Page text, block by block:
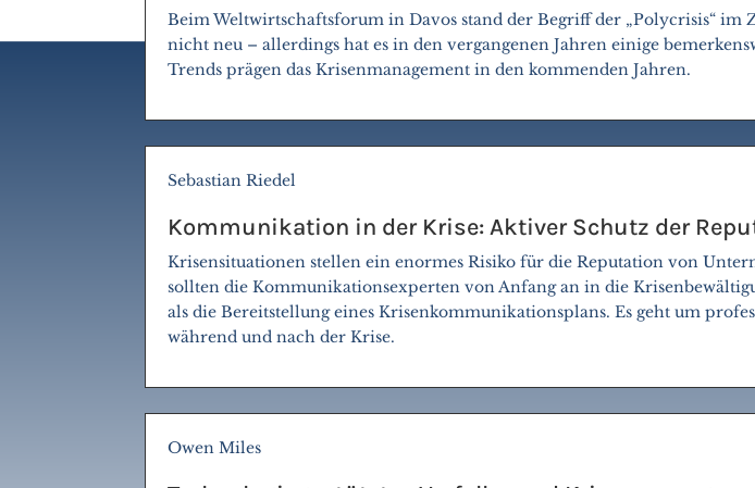
Beim Weltwirtschaftsforum in Davos stand der Begriff der „Polycrisis“
nicht neu – allerdings hat es in den vergangenen Jahren einige
Trends prägen das Krisenmanagement in den kommenden Jahren.
Sebastian Riedel
Kommunikation in der Krise: Aktiver Schutz der
Krisensituationen stellen ein enormes Risiko für die Reputation von
sollten die Kommunikationsexperten von Anfang an in die
als die Bereitstellung eines Krisenkommunikationsplans. Es geht um
während und nach der Krise.
Owen Miles